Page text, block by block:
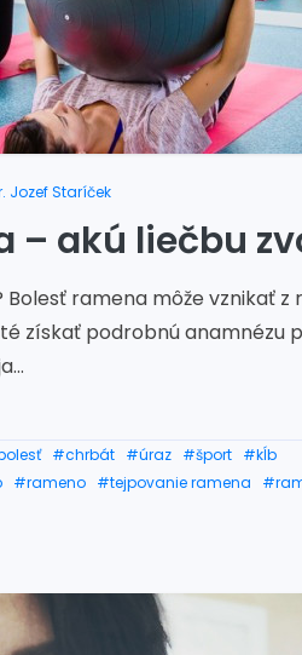
Jozef Staríček
– akú liečbu
ramena môže vznikať z
získať podrobnú anamnézu
#chrbát #úraz #šport #kĺb
#rameno #tejpovanie ramena
#bolesť ramena v noci
#rehabilitácia ramena
#obstrek ramena
#natiahnué rameno